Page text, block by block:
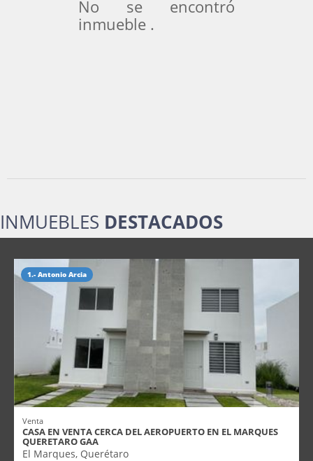
No se encontró
inmueble .
INMUEBLES DESTACADOS
1.- Antonio Arcia
Venta
CASA EN VENTA CERCA DEL AEROPUERTO EN EL MARQUES
QUERETARO GAA
El Marques, Querétaro